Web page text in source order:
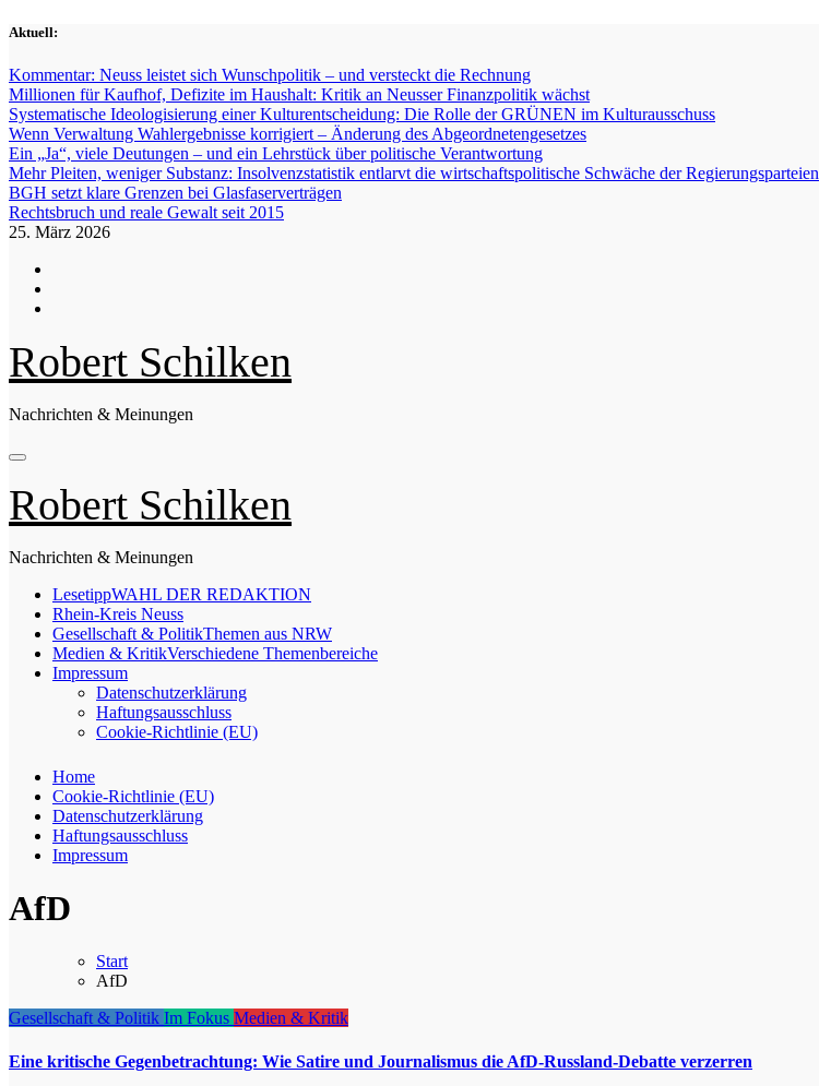
Zum
springen
Aktuell:
Kommentar: Neuss leistet sich Wunschpolitik – und versteckt die Rechnung
Millionen für Kaufhof, Defizite im Haushalt: Kritik an Neusser Finanzpolitik wächst
Systematische Ideologisierung einer Kulturentscheidung: Die Rolle der GRÜNEN im Kulturausschuss
Wenn Verwaltung Wahlergebnisse korrigiert – Änderung des Abgeordnetengesetzes
Ein „Ja“, viele Deutungen – und ein Lehrstück über politische Verantwortung
Mehr Pleiten, weniger Substanz: Insolvenzstatistik entlarvt die wirtschaftspolitische Schwäche der Regierungsparteien
BGH setzt klare Grenzen bei Glasfaserverträgen
Rechtsbruch und reale Gewalt seit 2015
25. März 2026
Robert Schilken
Nachrichten & Meinungen
Robert Schilken
Nachrichten & Meinungen
LesetippWAHL DER REDAKTION
Rhein-Kreis Neuss
Gesellschaft & PolitikThemen aus NRW
Medien & KritikVerschiedene Themenbereiche
Impressum
Datenschutzerklärung
Haftungsausschluss
Cookie-Richtlinie (EU)
Home
Cookie-Richtlinie (EU)
Datenschutzerklärung
Haftungsausschluss
Impressum
AfD
Start
AfD
Gesellschaft & Politik Im Fokus Medien & Kritik
Eine kritische Gegenbetrachtung: Wie Satire und Journalismus die AfD-Russland-Debatte verzerren